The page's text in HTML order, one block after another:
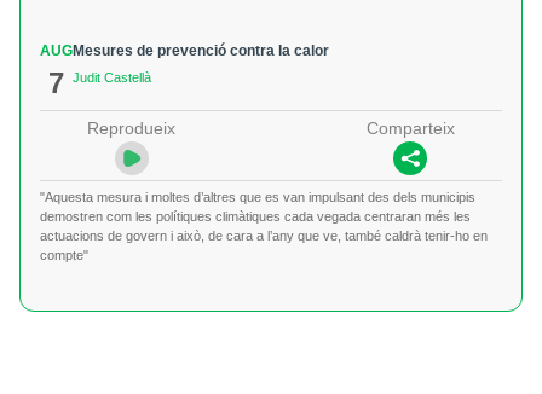
AUG
7
Mesures de prevenció contra la calor
Judit Castellà
Reprodueix Comparteix
"Aquesta mesura i moltes d’altres que es van impulsant des dels municipis
demostren com les polítiques climàtiques cada vegada centraran més les
actuacions de govern i això, de cara a l’any que ve, també caldrà tenir-ho en
compte"